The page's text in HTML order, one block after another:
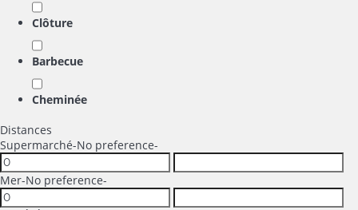
Clôture
Barbecue
Cheminée
Distances
Supermarché-No preference-
Mer-No preference-